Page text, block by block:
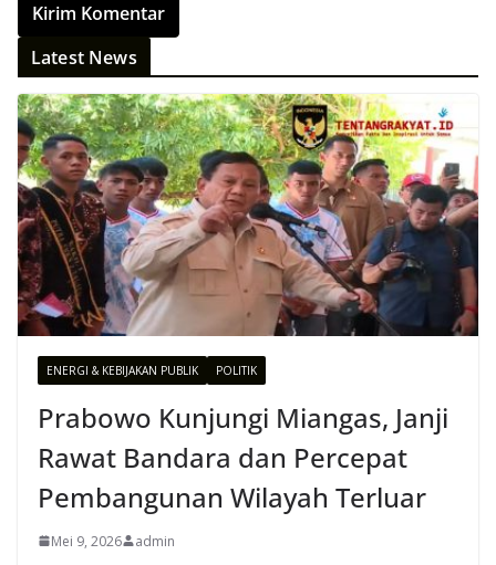
Latest News
ENERGI & KEBIJAKAN PUBLIK POLITIK
Prabowo Kunjungi Miangas, Janji
Rawat Bandara dan Percepat
Pembangunan Wilayah Terluar
Mei 9, 2026 admin